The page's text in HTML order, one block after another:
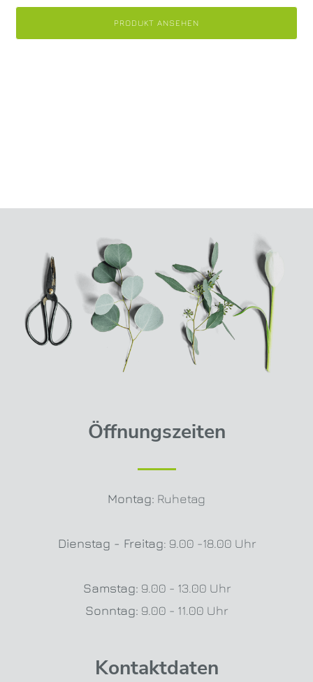
PRODUKT ANSEHEN
Öffnungszeiten
Montag: Ruhetag
Dienstag - Freitag: 9.00 -18.00 Uhr
Samstag: 9.00 - 13.00 Uhr
Sonntag: 9.00 - 11.00 Uhr
Kontaktdaten